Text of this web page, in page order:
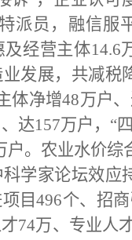
派员，融信服
及经营主体14.6
发展，共减税
体净增48万户、
达157万户，“
户。农业水价综
学家论坛效应
目496个、招
74万、专业人